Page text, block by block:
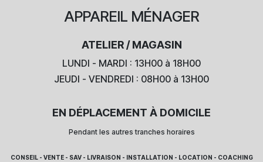
APPAREIL MÉNAGER
ATELIER / MAGASIN
LUNDI - MARDI : 13H00 à 18H00
JEUDI - VENDREDI : 08H00 à 13H00
EN DÉPLACEMENT À DOMICILE
Pendant les autres tranches horaires
CONSEIL - VENTE - SAV - LIVRAISON - INSTALLATION - LOCATION - COACHING